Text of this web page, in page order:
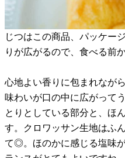
じつはこの商品、パッケー
りが広がるので、食べる前
心地よい香りに包まれなが
味わいが口の中に広がって
とりとしている部分と、ほ
す。クロワッサン生地はふ
て◎。ほのかに感じる塩味